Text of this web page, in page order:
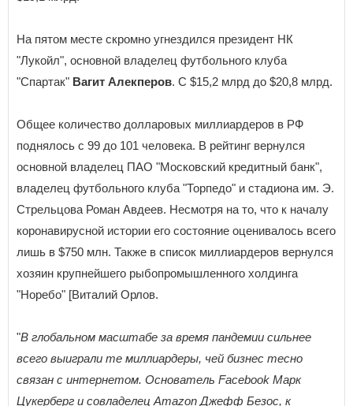
На пятом месте скромно угнездился президент НК
"Лукойл", основной владелец футбольного клуба
"Спартак" Вагит Алекперов. С $15,2 млрд до $20,8 млрд.
Общее количество долларовых миллиардеров в РФ
поднялось с 99 до 101 человека. В рейтинг вернулся
основной владелец ПАО "Московский кредитный банк",
владелец футбольного клуба "Торпедо" и стадиона им. Э.
Стрельцова Роман Авдеев. Несмотря на то, что к началу
коронавирусной истории его состояние оценивалось всего
лишь в $750 млн. Также в список миллиардеров вернулся
хозяин крупнейшего рыбопромышленного холдинга
"Норебо" [Виталий Орлов.
"В глобальном масштабе за время пандемии сильнее
всего выиграли те миллиардеры, чей бизнес тесно
связан с интернетом. Основатель Facebook Марк
Цукерберг и совладелец Amazon Джефф Безос, к